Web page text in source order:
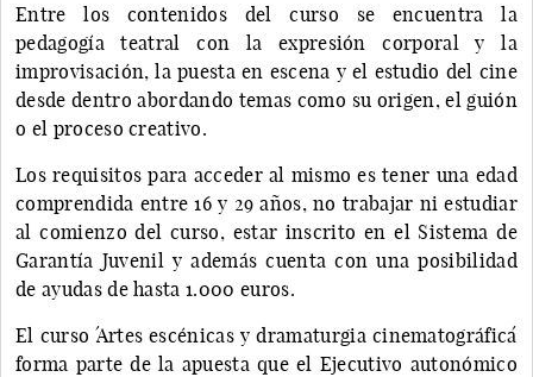
Entre los contenidos del curso se encuentra la
pedagogía teatral con la expresión corporal y la
improvisación, la puesta en escena y el estudio del cine
desde dentro abordando temas como su origen, el guión
o el proceso creativo.
Los requisitos para acceder al mismo es tener una edad
comprendida entre 16 y 29 años, no trabajar ni estudiar
al comienzo del curso, estar inscrito en el Sistema de
Garantía Juvenil y además cuenta con una posibilidad
de ayudas de hasta 1.000 euros.
El curso ´Artes escénicas y dramaturgia cinematográfica´
forma parte de la apuesta que el Ejecutivo autonómico